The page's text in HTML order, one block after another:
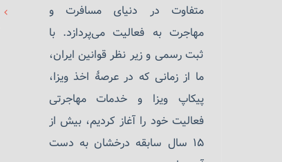
متفاوت در دنیای مسافرت و
مهاجرت به فعالیت می‌پردازد. با
ثبت رسمی و زیر نظر قوانین ایران،
ما از زمانی که در عرصهٔ اخذ ویزا،
پیکاپ ویزا و خدمات مهاجرتی
فعالیت خود را آغاز کردیم، بیش از
۱۵ سال سابقه درخشان به دست